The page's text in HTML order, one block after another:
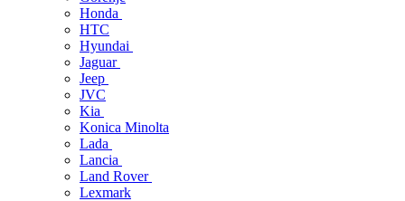
Honda
HTC
Hyundai
Jaguar
Jeep
JVC
Kia
Konica Minolta
Lada
Lancia
Land Rover
Lexmark